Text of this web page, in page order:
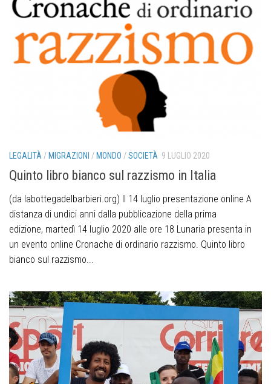
LEGALITÀ / MIGRAZIONI / MONDO /SOCIETÀ 9 LUGLIO 2020
Quinto libro bianco sul razzismo in Italia
(da labottegadelbarbieri.org) Il 14 luglio presentazione online A
distanza di undici anni dalla pubblicazione della prima
edizione, martedì 14 luglio 2020 alle ore 18 Lunaria presenta in
un evento online Cronache di ordinario razzismo. Quinto libro
bianco sul razzismo...